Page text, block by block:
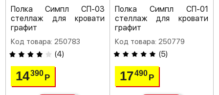
Полка Симпл СП-03
стеллаж для кровати
графит
Код товара: 250783
(4)
14390Р
Полка Симпл СП-01
стеллаж для кровати
графит
Код товара: 250779
(5)
17490 Р